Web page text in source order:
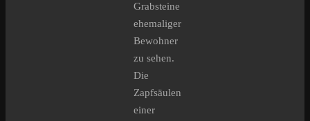
Grabsteine
ehemaliger
Bewohner
zu sehen.
Die
Zapfsäulen
einer